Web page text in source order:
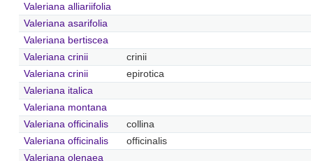
Valeriana alliariifolia
Valeriana asarifolia
Valeriana bertiscea
Valeriana crinii
crinii
Valeriana crinii
epirotica
Valeriana italica
Valeriana montana
Valeriana officinalis
collina
Valeriana officinalis
officinalis
Valeriana olenaea